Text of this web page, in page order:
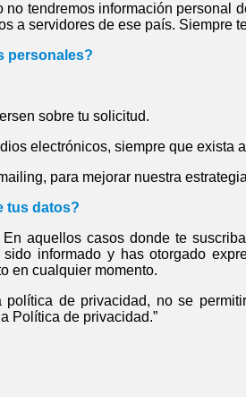
tendremos información personal
a servidores de ese país. Siempre
personales?
sobre tu solicitud.
electrónicos, siempre que exista
para mejorar nuestra
tus datos?
aquellos casos donde te
informado y has otorgado
en cualquier momento.
de privacidad, no se
Política de privacidad.”